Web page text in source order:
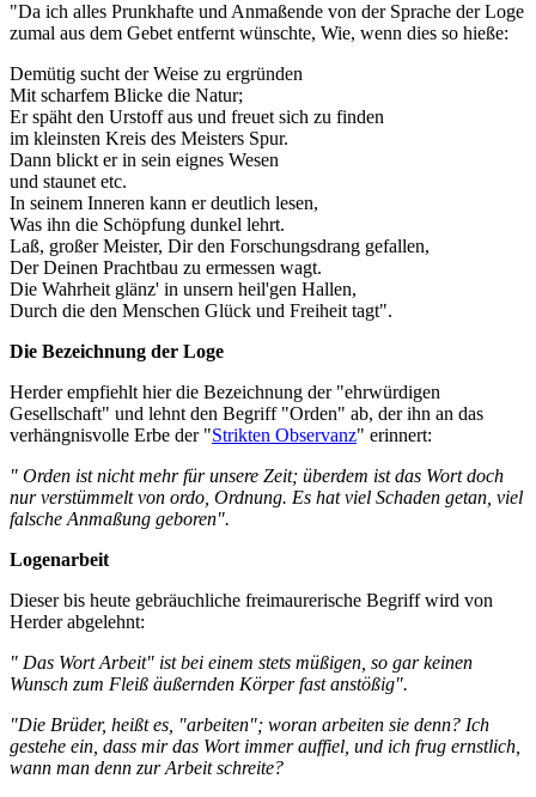
"Da ich alles Prunkhafte und Anmaßende von der Sprache der Loge
zumal aus dem Gebet entfernt wünschte, Wie, wenn dies so hieße:
Demütig sucht der Weise zu ergründen
Mit scharfem Blicke die Natur;
Er späht den Urstoff aus und freuet sich zu finden
im kleinsten Kreis des Meisters Spur.
Dann blickt er in sein eignes Wesen
und staunet etc.
In seinem Inneren kann er deutlich lesen,
Was ihn die Schöpfung dunkel lehrt.
Laß, großer Meister, Dir den Forschungsdrang gefallen,
Der Deinen Prachtbau zu ermessen wagt.
Die Wahrheit glänz' in unsern heil'gen Hallen,
Durch die den Menschen Glück und Freiheit tagt".
Die Bezeichnung der Loge
Herder empfiehlt hier die Bezeichnung der "ehrwürdigen
Gesellschaft" und lehnt den Begriff "Orden" ab, der ihn an das
verhängnisvolle Erbe der "Strikten Observanz" erinnert:
" Orden ist nicht mehr für unsere Zeit; überdem ist das Wort doch
nur verstümmelt von ordo, Ordnung. Es hat viel Schaden getan, viel
falsche Anmaßung geboren".
Logenarbeit
Dieser bis heute gebräuchliche freimaurerische Begriff wird von
Herder abgelehnt:
" Das Wort Arbeit" ist bei einem stets müßigen, so gar keinen
Wunsch zum Fleiß äußernden Körper fast anstößig".
"Die Brüder, heißt es, "arbeiten"; woran arbeiten sie denn? Ich
gestehe ein, dass mir das Wort immer auffiel, und ich frug ernstlich,
wann man denn zur Arbeit schreite?